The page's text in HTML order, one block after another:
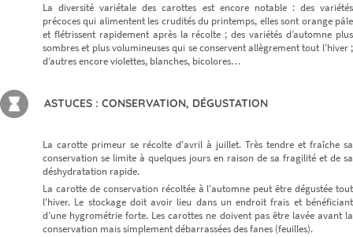
La diversité variétale des carottes est encore notable : des variétés
précoces qui alimentent les crudités du printemps, elles sont orange pâle
et flétrissent rapidement après la récolte ; des variétés d’automne plus
sombres et plus volumineuses qui se conservent allègrement tout l’hiver ;
d’autres encore violettes, blanches, bicolores…
ASTUCES : CONSERVATION, DÉGUSTATION
La carotte primeur se récolte d'avril à juillet. Très tendre et fraîche sa
conservation se limite à quelques jours en raison de sa fragilité et de sa
déshydratation rapide.
La carotte de conservation récoltée à l'automne peut être dégustée tout
l'hiver. Le stockage doit avoir lieu dans un endroit frais et bénéficiant
d’une hygrométrie forte. Les carottes ne doivent pas être lavée avant la
conservation mais simplement débarrassées des fanes (feuilles).